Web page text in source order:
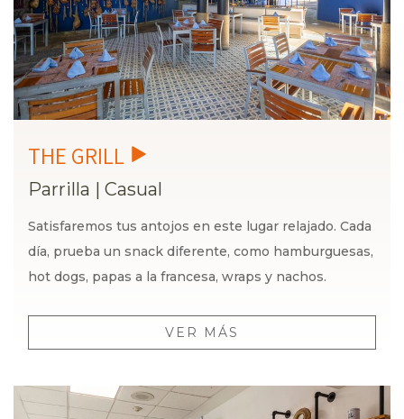
Parrilla | Casual
Satisfaremos tus antojos en este lugar relajado. Cada
día, prueba un snack diferente, como hamburguesas,
hot dogs, papas a la francesa, wraps y nachos.
VER MÁS